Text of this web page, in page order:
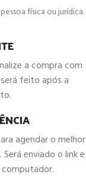
física ou jurídica.
a compra com
feito após a
agendar o melhor
enviado o link e